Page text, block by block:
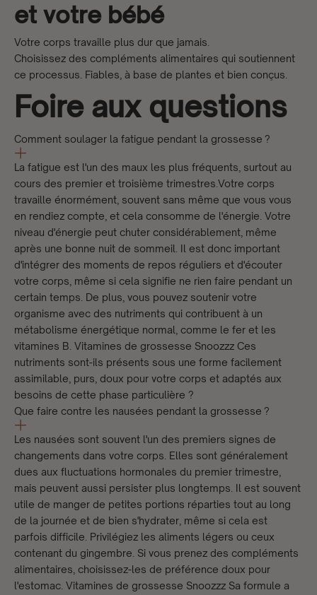
et votre bébé
Votre corps travaille plus dur que jamais.
Choisissez des compléments alimentaires qui soutiennent
ce processus. Fiables, à base de plantes et bien conçus.
Foire aux questions
Comment soulager la fatigue pendant la grossesse ?
La fatigue est l'un des maux les plus fréquents, surtout au
cours des premier et troisième trimestres.Votre corps
travaille énormément, souvent sans même que vous vous
en rendiez compte, et cela consomme de l'énergie. Votre
niveau d'énergie peut chuter considérablement, même
après une bonne nuit de sommeil. Il est donc important
d'intégrer des moments de repos réguliers et d'écouter
votre corps, même si cela signifie ne rien faire pendant un
certain temps. De plus, vous pouvez soutenir votre
organisme avec des nutriments qui contribuent à un
métabolisme énergétique normal, comme le fer et les
vitamines B. Vitamines de grossesse Snoozzz Ces
nutriments sont-ils présents sous une forme facilement
assimilable, purs, doux pour votre corps et adaptés aux
besoins de cette phase particulière ?
Que faire contre les nausées pendant la grossesse ?
Les nausées sont souvent l'un des premiers signes de
changements dans votre corps. Elles sont généralement
dues aux fluctuations hormonales du premier trimestre,
mais peuvent aussi persister plus longtemps. Il est souvent
utile de manger de petites portions réparties tout au long
de la journée et de bien s'hydrater, même si cela est
parfois difficile. Privilégiez les aliments légers ou ceux
contenant du gingembre. Si vous prenez des compléments
alimentaires, choisissez-les de préférence doux pour
l'estomac. Vitamines de grossesse Snoozzz Sa formule a